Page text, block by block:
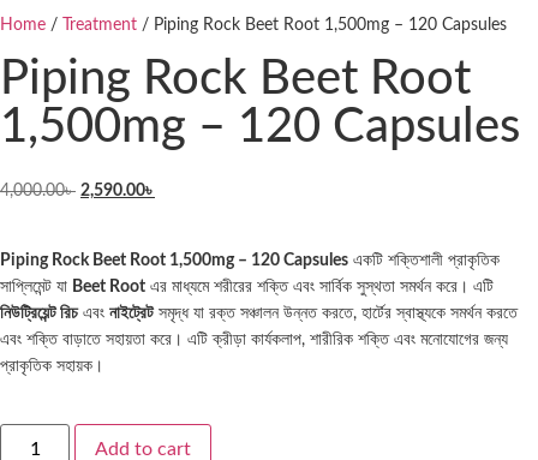
Home / Treatment / Piping Rock Beet Root 1,500mg – 120 Capsules
Piping Rock Beet Root
1,500mg – 120 Capsules
4,000.00৳ 2,590.00৳
Piping Rock Beet Root 1,500mg – 120 Capsules একটি শক্তিশালী প্রাকৃতিক
সাপ্লিমেন্ট যা Beet Root এর মাধ্যমে শরীরের শক্তি এবং সার্বিক সুস্থতা সমর্থন করে। এটি
নিউট্রিয়েন্টরিচএবং নাইট্রেটসমৃদ্ধ যা রক্ত সঞ্চালন উন্নত করতে, হার্টের স্বাস্থ্যকে সমর্থন করতে
এবং শক্তি বাড়াতে সহায়তা করে। এটি ক্রীড়া কার্যকলাপ, শারীরিক শক্তি এবং মনোযোগের জন্য
প্রাকৃতিক সহায়ক।
Add to cart